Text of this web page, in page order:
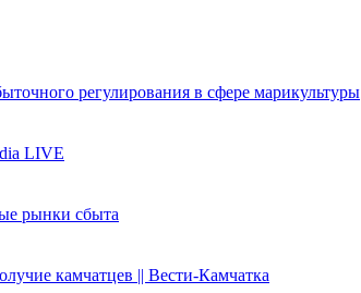
регулирования в сфере марикультуры
LIVE
рынки сбыта
камчатцев || Вести-Камчатка